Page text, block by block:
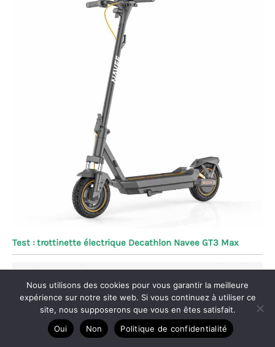
Test : trottinette électrique Decathlon Navee GT3 Max
Nous utilisons des cookies pour vous garantir la meilleure
expérience sur notre site web. Si vous continuez à utiliser ce
site, nous supposerons que vous en êtes satisfait.
Oui
Non Politique de confidentialité